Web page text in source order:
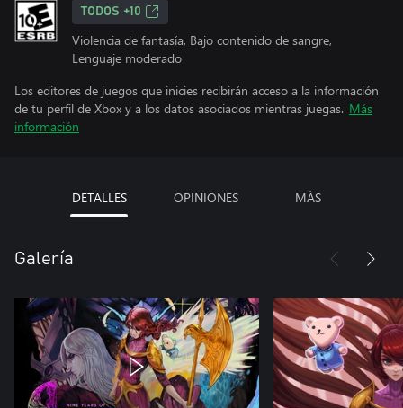
TODOS +10
Violencia de fantasía, Bajo contenido de sangre,
Lenguaje moderado
Los editores de juegos que inicies recibirán acceso a la información
de tu perfil de Xbox y a los datos asociados mientras juegas. Más
información
DETALLES OPINIONES MÁS
Galería